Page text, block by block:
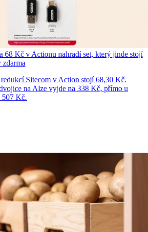
68 Kč v Actionu nahradí set, který jinde stojí
zdarma
Sitecom v Action stojí 68,30 Kč.
na Alze vyjde na 338 Kč, přímo u
507 Kč.